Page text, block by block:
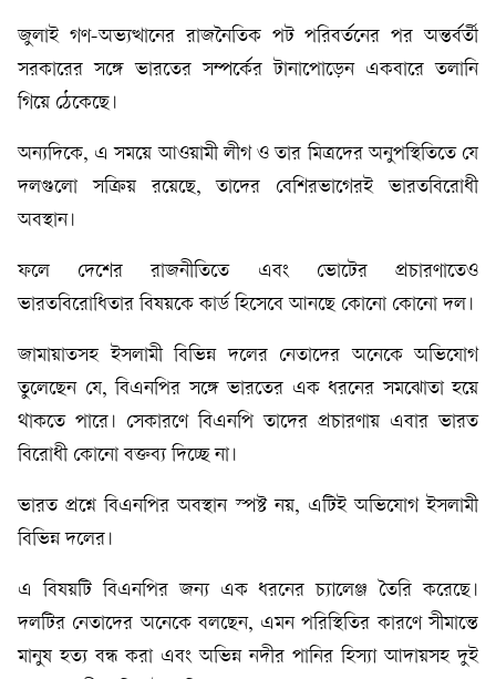
জুলাই গণ-অভ্যত্থানের রাজনৈতিক পট পরিবর্তনের পর অন্তর্বর্তী
সরকারের সঙ্গে ভারতের সম্পর্কের টানাপোড়েন একবারে তলানি
গিয়ে ঠেকেছে।
অন্যদিকে, এ সময়ে আওয়ামী লীগ ও তার মিত্রদের অনুপস্থিতিতে যে
দলগুলো সক্রিয় রয়েছে, তাদের বেশিরভাগেরই ভারতবিরোধী
অবস্থান।
ফলে দেশের রাজনীতিতে এবং ভোটের প্রচারণাতেও
ভারতবিরোধিতার বিষয়কে কার্ড হিসেবে আনছে কোনো কোনো দল।
জামায়াতসহ ইসলামী বিভিন্ন দলের নেতাদের অনেকে অভিযোগ
তুলেছেন যে, বিএনপির সঙ্গে ভারতের এক ধরনের সমঝোতা হয়ে
থাকতে পারে। সেকারণে বিএনপি তাদের প্রচারণায় এবার ভারত
বিরোধী কোনো বক্তব্য দিচ্ছে না।
ভারত প্রশ্নে বিএনপির অবস্থান স্পষ্ট নয়, এটিই অভিযোগ ইসলামী
বিভিন্ন দলের।
এ বিষয়টি বিএনপির জন্য এক ধরনের চ্যালেঞ্জ তৈরি করেছে।
দলটির নেতাদের অনেকে বলছেন, এমন পরিস্থিতির কারণে সীমান্তে
মানুষ হত্য বন্ধ করা এবং অভিন্ন নদীর পানির হিস্যা আদায়সহ দুই